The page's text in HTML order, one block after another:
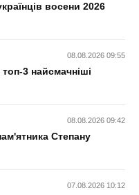
восени 2026
08.08.2026 09:55
3 найсмачніші
08.08.2026 09:42
Степану
07.08.2026 10:12